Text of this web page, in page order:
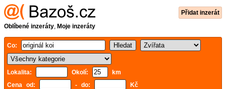
Přidat inzerát
Oblíbené inzeráty, Moje inzeráty
Co:
Lokalita: Okolí:
km
Cena od:
- do: Kč